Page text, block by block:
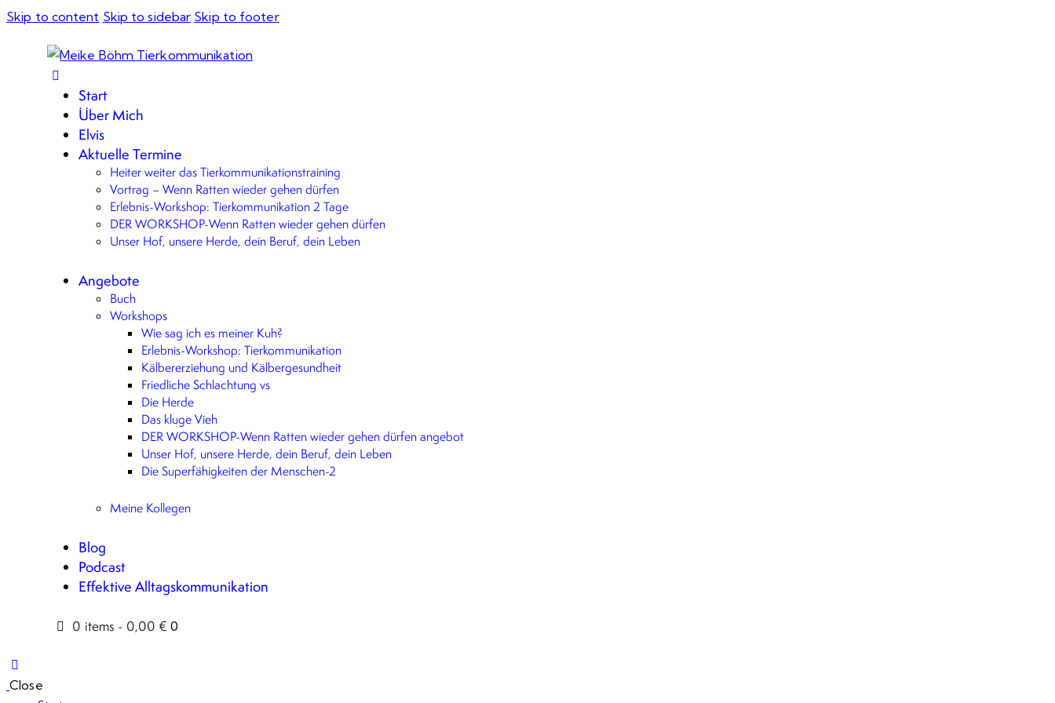
Skip to content Skip to sidebar Skip to footer
Start
Über Mich
Elvis
Aktuelle Termine
Heiter weiter das Tierkommunikationstraining
Vortrag – Wenn Ratten wieder gehen dürfen
Erlebnis-Workshop: Tierkommunikation 2 Tage
DER WORKSHOP-Wenn Ratten wieder gehen dürfen
Unser Hof, unsere Herde, dein Beruf, dein Leben
Angebote
Buch
Workshops
Wie sag ich es meiner Kuh?
Erlebnis-Workshop: Tierkommunikation
Kälbererziehung und Kälbergesundheit
Friedliche Schlachtung vs
Die Herde
Das kluge Vieh
DER WORKSHOP-Wenn Ratten wieder gehen dürfen angebot
Unser Hof, unsere Herde, dein Beruf, dein Leben
Die Superfähigkeiten der Menschen-2
Meine Kollegen
Blog
Podcast
Effektive Alltagskommunikation
0 items - 0,00 € 0
Close